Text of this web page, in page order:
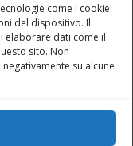
come i cookie
del dispositivo. Il
elaborare dati come il
sito. Non
su alcune